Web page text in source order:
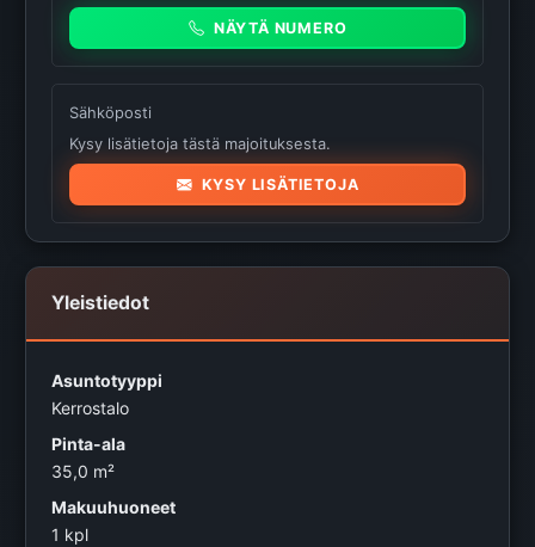
NÄYTÄ NUMERO
Sähköposti
Kysy lisätietoja tästä majoituksesta.
KYSY LISÄTIETOJA
Yleistiedot
Asuntotyyppi
Kerrostalo
Pinta-ala
35,0 m²
Makuuhuoneet
1 kpl